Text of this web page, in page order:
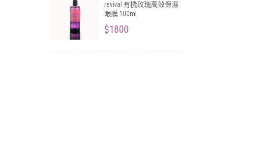
revival 有機玫瑰高效保濕
眼膜 100ml
$1800